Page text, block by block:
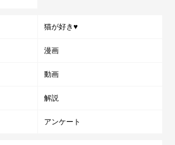
猫が好き♥
漫画
動画
解説
アンケート